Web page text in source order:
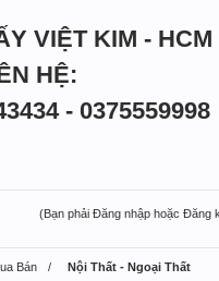
VIỆT KIM - HCM
HỆ:
- 0375559998
(Bạn phải Đăng nhập hoặc Đăng
Bán Nội Thất - Ngoại Thất